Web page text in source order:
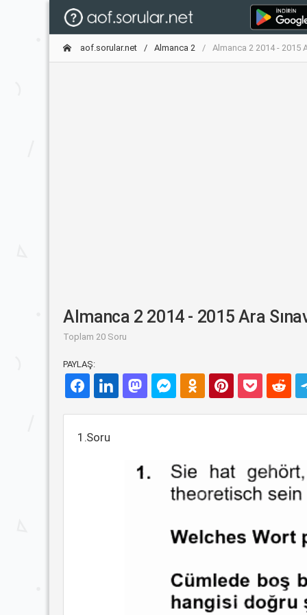
aof.sorular.net Almanca 2 Almanca 2 2014 - 2015
Almanca 2 2014 - 2015 Ara
Toplam 20 Soru
PAYLAŞ:
1.Soru